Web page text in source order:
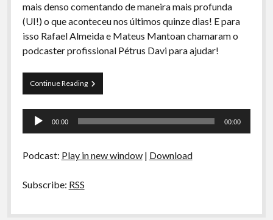
Papo Tranqueira
A Ripa É a Lei
Especiais
Preliminares
mais denso comentando de maneira mais profunda
(UI!) o que aconteceu nos últimos quinze dias! E para
isso Rafael Almeida e Mateus Mantoan chamaram o
podcaster profissional Pétrus Davi para ajudar!
Continue ReadingPT
22
Limite
e
Tocador
00:00 00:00
Podcast: Play in new window| Download
Subscribe: RSS